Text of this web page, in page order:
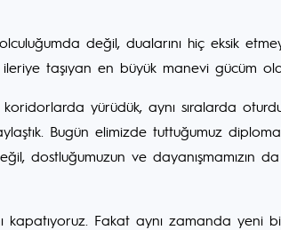
değil, dualarını hiç eksik
taşıyan en büyük manevi gücüm
yürüdük, aynı sıralarda
Bugün elimizde tuttuğumuz
dostluğumuzun ve dayanışmamızın
kapatıyoruz. Fakat aynı zamanda yeni